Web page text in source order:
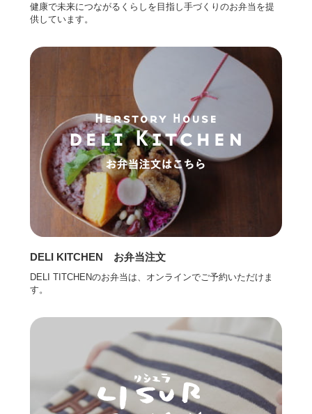
健康で未来につながるくらしを目指し手づくりのお弁当を提
供しています。
DELI KITCHEN お弁当注文
DELI TITCHENのお弁当は、オンラインでご予約いただけま
す。